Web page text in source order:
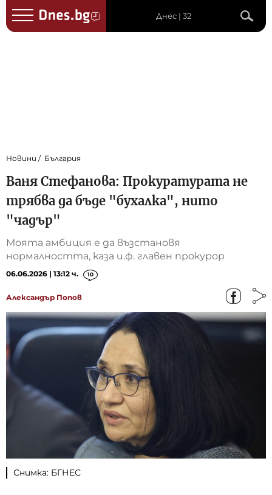
Днес | 32
Новини България
Ваня Стефанова: Прокуратурата не
трябва да бъде "бухалка", нито
"чадър"
Моята амбиция е да възстановя
нормалността, каза и.ф. главен прокурор
06.06.2026 | 13:12 ч. 10
Александър Попов
Снимка: БГНЕС